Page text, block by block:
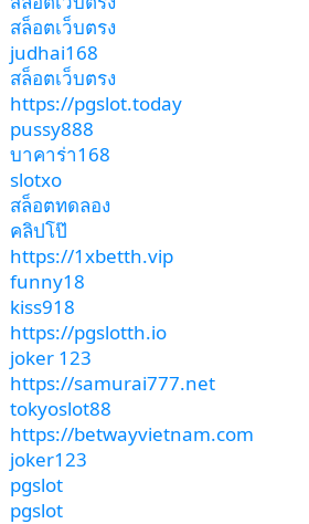
สล็อตเว็บตรง
judhai168
สล็อตเว็บตรง
https://pgslot.today
pussy888
บาคาร่า168
slotxo
สล็อตทดลอง
คลิปโป๊
https://1xbetth.vip
funny18
kiss918
https://pgslotth.io
joker 123
https://samurai777.net
tokyoslot88
https://betwayvietnam.com
joker123
pgslot
pgslot